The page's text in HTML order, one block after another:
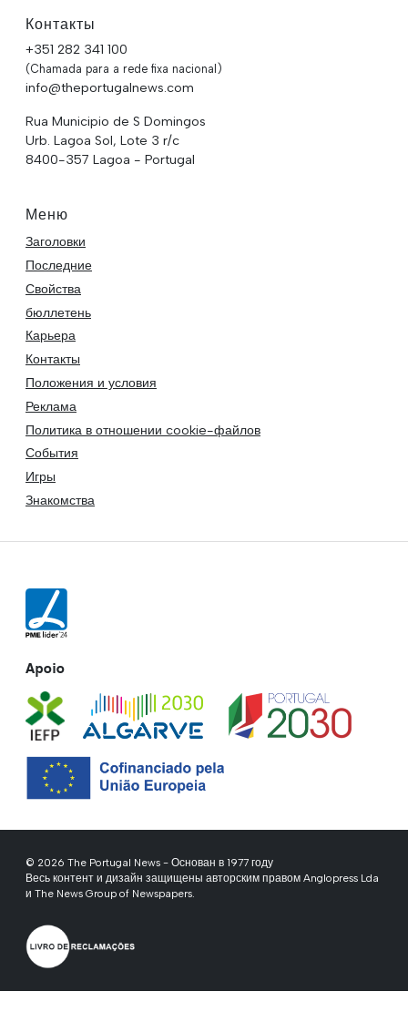
Контакты
+351 282 341 100
(Chamada para a rede fixa nacional)
info@theportugalnews.com
Rua Municipio de S Domingos
Urb. Lagoa Sol, Lote 3 r/c
8400-357 Lagoa - Portugal
Меню
Заголовки
Последние
Свойства
бюллетень
Карьера
Контакты
Положения и условия
Реклама
Политика в отношении cookie-файлов
События
Игры
Знакомства
Apoio
© 2026 The Portugal News - Основан в 1977 году
Весь контент и дизайн защищены авторским правом Anglopress Lda
и The News Group of Newspapers.